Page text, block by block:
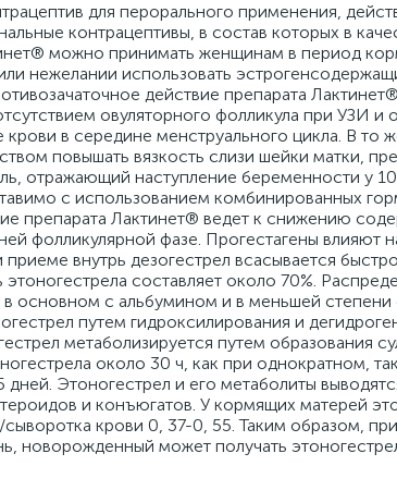
для перорального применения,
контрацептивы, в состав которых в
можно принимать женщинам в период
нежелании использовать
действие препарата
овуляторного фолликула при УЗИ и
в середине менструального цикла. В то
повышать вязкость слизи шейки матки,
отражающий наступление беременности у
с использованием комбинированных
препарата Лактинет® ведет к снижению
фолликулярной фазе. Прогестагены влияют
внутрь дезогестрел всасывается
составляет около 70%.
в основном с альбумином и в меньшей
путем гидроксилирования и
метаболизируется путем образования
около 30 ч, как при однократном,
дней. Этоногестрел и его метаболиты
и конъюгатов. У кормящих матерей
крови 0, 37-0, 55. Таким образом,
новорожденный может получать